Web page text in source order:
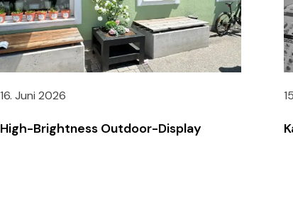
16. Juni 2026
High-Brightness Outdoor-Display